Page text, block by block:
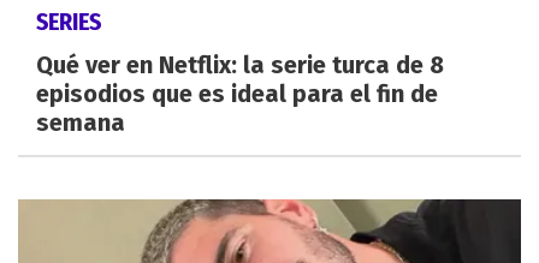
SERIES
Qué ver en Netflix: la serie turca de 8
episodios que es ideal para el fin de
semana